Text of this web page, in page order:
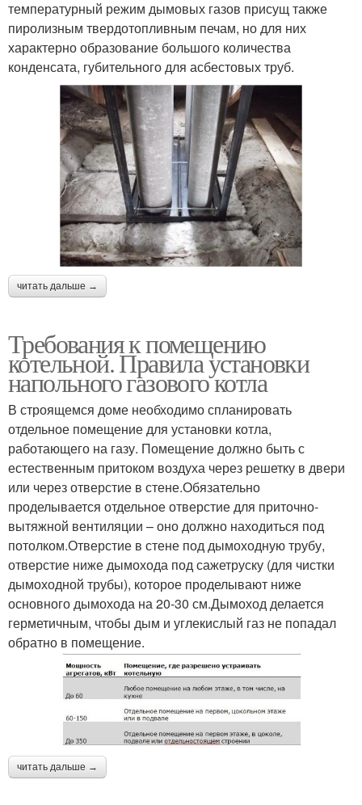
температурный режим дымовых газов присущ также
пиролизным твердотопливным печам, но для них
характерно образование большого количества
конденсата, губительного для асбестовых труб.
читать дальше →
Требования к помещению
котельной. Правила установки
напольного газового котла
В строящемся доме необходимо спланировать
отдельное помещение для установки котла,
работающего на газу. Помещение должно быть с
естественным притоком воздуха через решетку в двери
или через отверстие в стене.Обязательно
проделывается отдельное отверстие для приточно-
вытяжной вентиляции – оно должно находиться под
потолком.Отверстие в стене под дымоходную трубу,
отверстие ниже дымохода под сажетруску (для чистки
дымоходной трубы), которое проделывают ниже
основного дымохода на 20-30 см.Дымоход делается
герметичным, чтобы дым и углекислый газ не попадал
обратно в помещение.
читать дальше →